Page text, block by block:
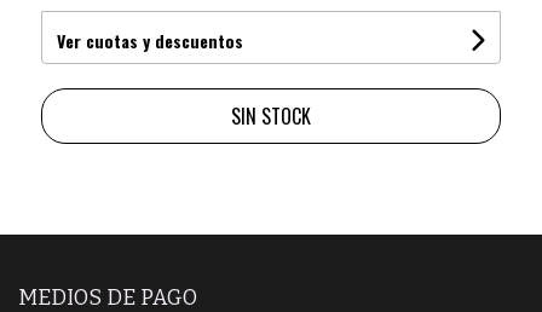
Ver cuotas y descuentos
SIN STOCK
MEDIOS DE PAGO